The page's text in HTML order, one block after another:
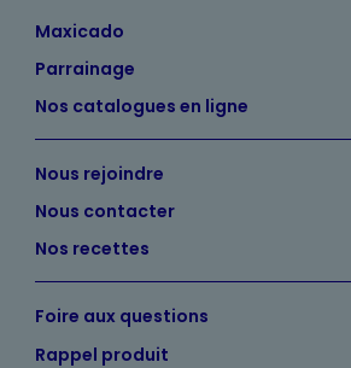
Maxicado
Parrainage
Nos catalogues en ligne
Nous rejoindre
Nous contacter
Nos recettes
Foire aux questions
Rappel produit